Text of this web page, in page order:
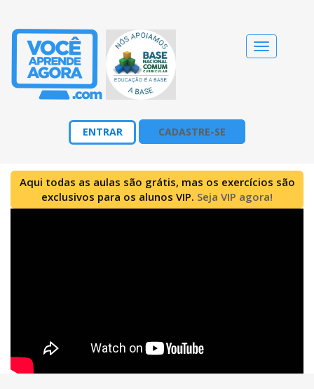
Alternar
navegação
ENTRAR CADASTRE-SE
Aqui todas as aulas são grátis, mas os exercícios são
exclusivos para os alunos VIP. Seja VIP agora!